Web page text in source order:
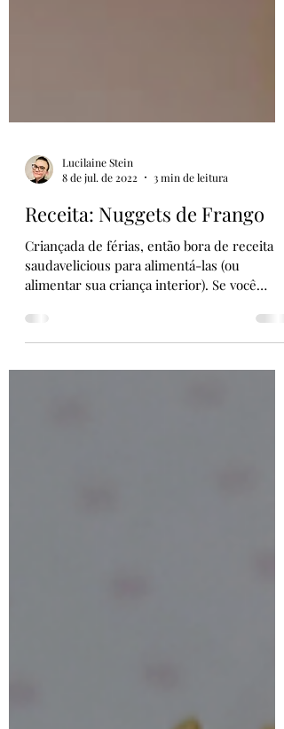
Lucilaine Stein
8 de jul. de 2022
3 min de leitura
Receita: Nuggets de Frango
Criançada de férias, então bora de receita
saudavelicious para alimentá-las (ou